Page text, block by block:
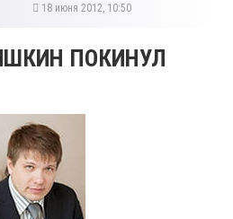
18 июня 2012, 10:50
ПОКИНУЛ